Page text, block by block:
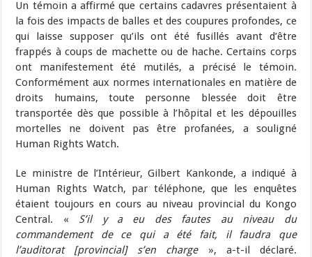
Un témoin a affirmé que certains cadavres présentaient à
la fois des impacts de balles et des coupures profondes, ce
qui laisse supposer qu’ils ont été fusillés avant d’être
frappés à coups de machette ou de hache. Certains corps
ont manifestement été mutilés, a précisé le témoin.
Conformément aux normes internationales en matière de
droits humains, toute personne blessée doit être
transportée dès que possible à l’hôpital et les dépouilles
mortelles ne doivent pas être profanées, a souligné
Human Rights Watch.
Le ministre de l’Intérieur, Gilbert Kankonde, a indiqué à
Human Rights Watch, par téléphone, que les enquêtes
étaient toujours en cours au niveau provincial du Kongo
Central. « S’il y a eu des fautes au niveau du
commandement de ce qui a été fait, il faudra que
l’auditorat [provincial] s’en charge», a-t-il déclaré.